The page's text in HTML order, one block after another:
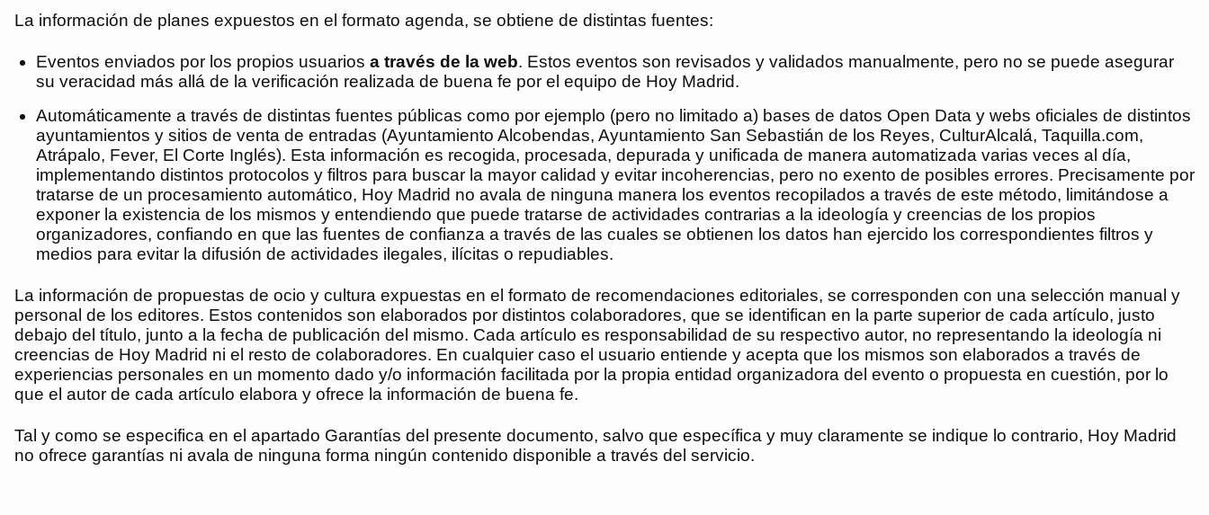
La información de planes expuestos en el formato agenda, se obtiene de distintas fuentes:
Eventos enviados por los propios usuarios a través de la web. Estos eventos son revisados y validados manualmente, pero no se puede asegurar
su veracidad más allá de la verificación realizada de buena fe por el equipo de Hoy Madrid.
Automáticamente a través de distintas fuentes públicas como por ejemplo (pero no limitado a) bases de datos Open Data y webs oficiales de distintos
ayuntamientos y sitios de venta de entradas (Ayuntamiento Alcobendas, Ayuntamiento San Sebastián de los Reyes, CulturAlcalá, Taquilla.com,
Atrápalo, Fever, El Corte Inglés). Esta información es recogida, procesada, depurada y unificada de manera automatizada varias veces al día,
implementando distintos protocolos y filtros para buscar la mayor calidad y evitar incoherencias, pero no exento de posibles errores. Precisamente por
tratarse de un procesamiento automático, Hoy Madrid no avala de ninguna manera los eventos recopilados a través de este método, limitándose a
exponer la existencia de los mismos y entendiendo que puede tratarse de actividades contrarias a la ideología y creencias de los propios
organizadores, confiando en que las fuentes de confianza a través de las cuales se obtienen los datos han ejercido los correspondientes filtros y
medios para evitar la difusión de actividades ilegales, ilícitas o repudiables.
La información de propuestas de ocio y cultura expuestas en el formato de recomendaciones editoriales, se corresponden con una selección manual y
personal de los editores. Estos contenidos son elaborados por distintos colaboradores, que se identifican en la parte superior de cada artículo, justo
debajo del título, junto a la fecha de publicación del mismo. Cada artículo es responsabilidad de su respectivo autor, no representando la ideología ni
creencias de Hoy Madrid ni el resto de colaboradores. En cualquier caso el usuario entiende y acepta que los mismos son elaborados a través de
experiencias personales en un momento dado y/o información facilitada por la propia entidad organizadora del evento o propuesta en cuestión, por lo
que el autor de cada artículo elabora y ofrece la información de buena fe.
Tal y como se especifica en el apartado Garantías del presente documento, salvo que específica y muy claramente se indique lo contrario, Hoy Madrid
no ofrece garantías ni avala de ninguna forma ningún contenido disponible a través del servicio.